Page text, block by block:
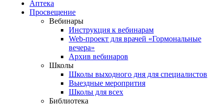
Аптека
Просвещение
Вебинары
Инструкция к вебинарам
Web-проект для врачей «Гормональные
вечера»
Архив вебинаров
Школы
Школы выходного дня для специалистов
Выездные меропрития
Школы для всех
Библиотека